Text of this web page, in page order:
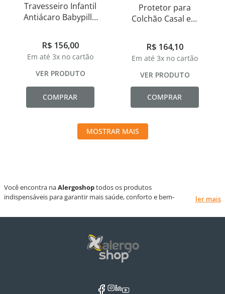
Travesseiro Infantil
Antiácaro Babypillo
R$ 156,00
Em até 3x no cartão
VER PRODUTO
COMPRAR
Protetor para
Colchão Casal em
R$ 164,10
Em até 3x no cartão
VER PRODUTO
COMPRAR
MOSTRAR MAIS
Você encontra naAlergoshoptodos os produtos
indispensáveis para garantir mais saúde, conforto e bem-
Proporcione a proteção do lar com produto paralimpeza
livres de substâncias nocivas e testadas
ler mais